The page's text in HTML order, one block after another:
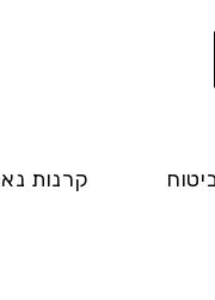
קרנות